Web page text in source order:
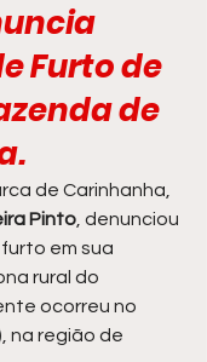
Furto de
de
de Carinhanha,
Pinto , denunciou
em sua
rural do
ocorreu no
na região de